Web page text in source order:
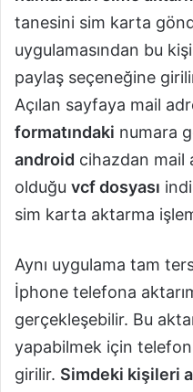
tanesini sim karta
uygulamasından bu
paylaş seçeneğine
Açılan sayfaya mail
formatındaki numara
android cihazdan mail
olduğu vcf dosyası
sim karta aktarma
Aynı uygulama tam
İphone telefona
gerçekleşebilir. Bu
yapabilmek için
girilir. Simdeki kişileri